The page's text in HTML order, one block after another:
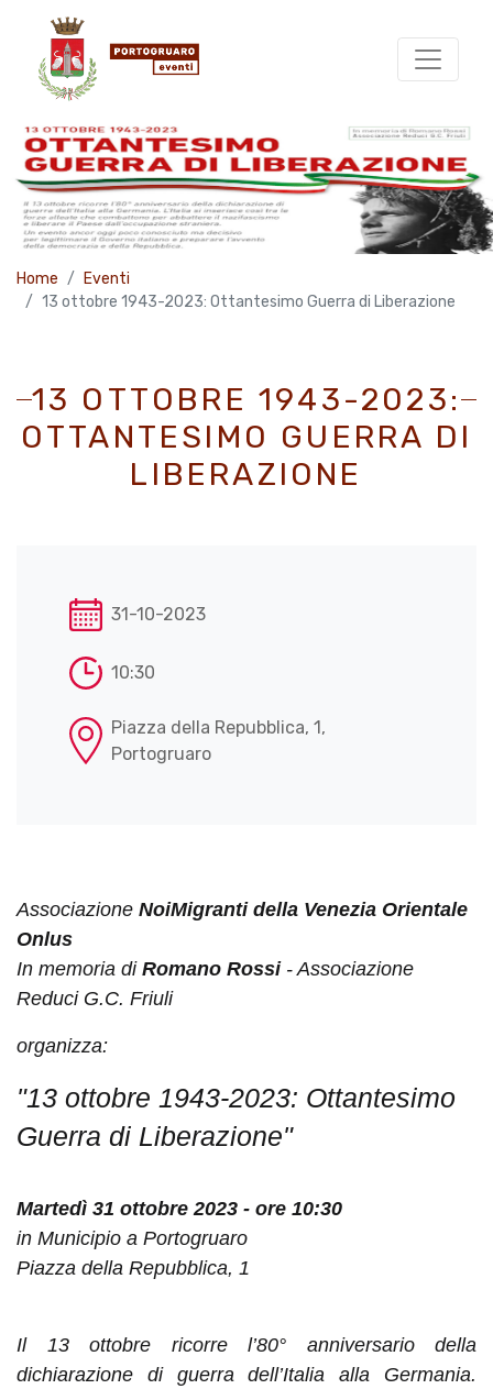
Home
Eventi
13 ottobre 1943-2023: Ottantesimo Guerra di Liberazione
13 OTTOBRE 1943-2023:
OTTANTESIMO GUERRA DI
LIBERAZIONE
31-10-2023
10:30
Piazza della Repubblica, 1,
Portogruaro
Associazione NoiMigranti della Venezia Orientale
Onlus
In memoria di Romano Rossi - Associazione
Reduci G.C. Friuli
organizza:
"13 ottobre 1943-2023: Ottantesimo
Guerra di Liberazione"
Martedì 31 ottobre 2023 - ore 10:30
in Municipio a Portogruaro
Piazza della Repubblica, 1
Il 13 ottobre ricorre l’80° anniversario della
dichiarazione di guerra dell’Italia alla Germania.